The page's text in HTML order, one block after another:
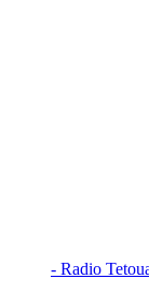
راديو تطوان - Radio Tetouan -